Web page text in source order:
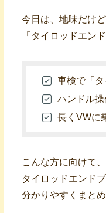
今日は、地味だけ
「タイロッドエン
車検で「
ハンドル
長くVWに
こんな方に向けて、
タイロッドエンド
分かりやすくまとめ